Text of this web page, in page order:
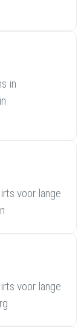
in
voor lange
voor lange